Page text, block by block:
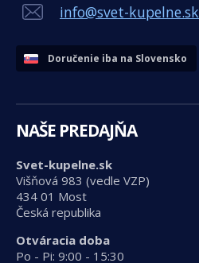
info@svet-kupelne.sk
Doručenie iba na Slovensko
NAŠE PREDAJŇA
Svet-kupelne.sk
Višňová 983 (vedle VZP)
434 01 Most
Česká republika
Otváracia doba
Po - Pi: 9:00 - 15:30